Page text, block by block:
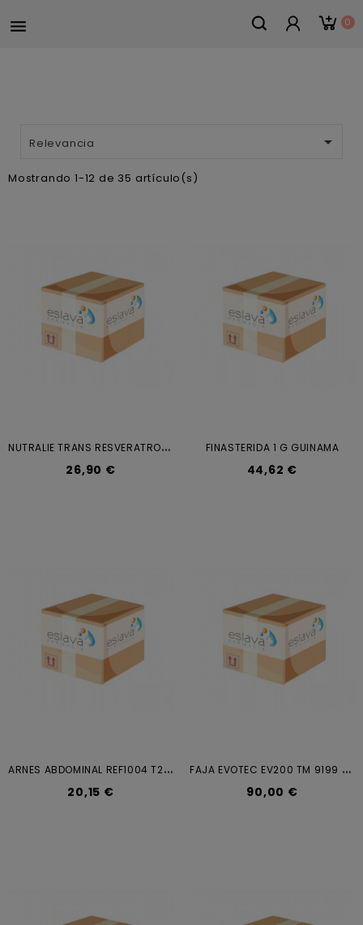
 0
Relevancia 
Mostrando 1-12 de 35 artículo(s)
N
UTRALIE TRANS RESVERATROL NAD...
26,90 €
FINASTERIDA 1 G GUINAMA
44,62 €
A
RNES ABDOMINAL REF1004 T2 SILLON
20,15 €
F
AJA EVOTEC EV200 TM 9199 ORLI...
90,00 €